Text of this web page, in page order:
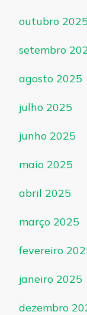
outubro 2025
setembro
agosto 2025
julho 2025
junho 2025
maio 2025
abril 2025
março 2025
fevereiro
janeiro 2025
dezembro